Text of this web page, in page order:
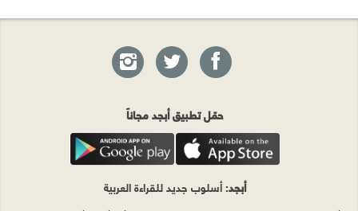
حمّل تطبيق أبجد مجاناً
أبجد: أسلوب جديد للقراءة العربية